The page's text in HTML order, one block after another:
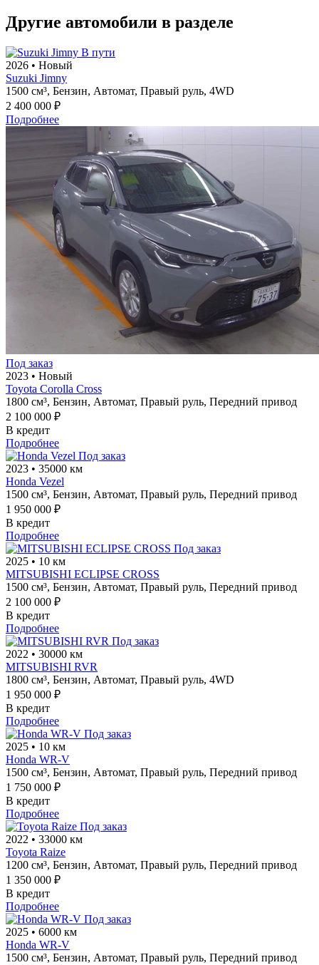
Другие автомобили в разделе
В пути
2026 • Новый
Suzuki Jimny
1500 см³, Бензин, Автомат, Правый руль, 4WD
2 400 000 ₽
Подробнее
Под заказ
2023 • Новый
Toyota Corolla Cross
1800 см³, Бензин, Автомат, Правый руль, Передний привод
2 100 000 ₽
В кредит
Подробнее
Под заказ
2023 • 35000 км
Honda Vezel
1500 см³, Бензин, Автомат, Правый руль, Передний привод
1 950 000 ₽
В кредит
Подробнее
Под заказ
2025 • 10 км
MITSUBISHI ECLIPSE CROSS
1500 см³, Бензин, Автомат, Правый руль, Передний привод
2 100 000 ₽
В кредит
Подробнее
Под заказ
2022 • 30000 км
MITSUBISHI RVR
1800 см³, Бензин, Автомат, Правый руль, 4WD
1 950 000 ₽
В кредит
Подробнее
Под заказ
2025 • 10 км
Honda WR-V
1500 см³, Бензин, Автомат, Правый руль, Передний привод
1 750 000 ₽
В кредит
Подробнее
Под заказ
2022 • 33000 км
Toyota Raize
1200 см³, Бензин, Автомат, Правый руль, Передний привод
1 350 000 ₽
В кредит
Подробнее
Под заказ
2025 • 6000 км
Honda WR-V
1500 см³, Бензин, Автомат, Правый руль, Передний привод